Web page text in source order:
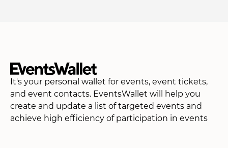
It's your personal wallet for events, event tickets,
and event contacts. EventsWallet will help you
create and update a list of targeted events and
achieve high efficiency of participation in events